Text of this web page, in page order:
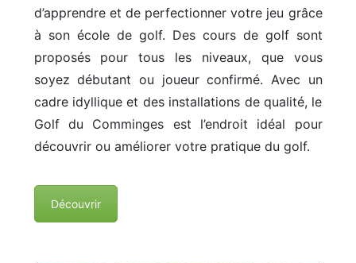
d’apprendre et de perfectionner votre jeu grâce
à son école de golf. Des cours de golf sont
proposés pour tous les niveaux, que vous
soyez débutant ou joueur confirmé. Avec un
cadre idyllique et des installations de qualité, le
Golf du Comminges est l’endroit idéal pour
découvrir ou améliorer votre pratique du golf.
Découvrir